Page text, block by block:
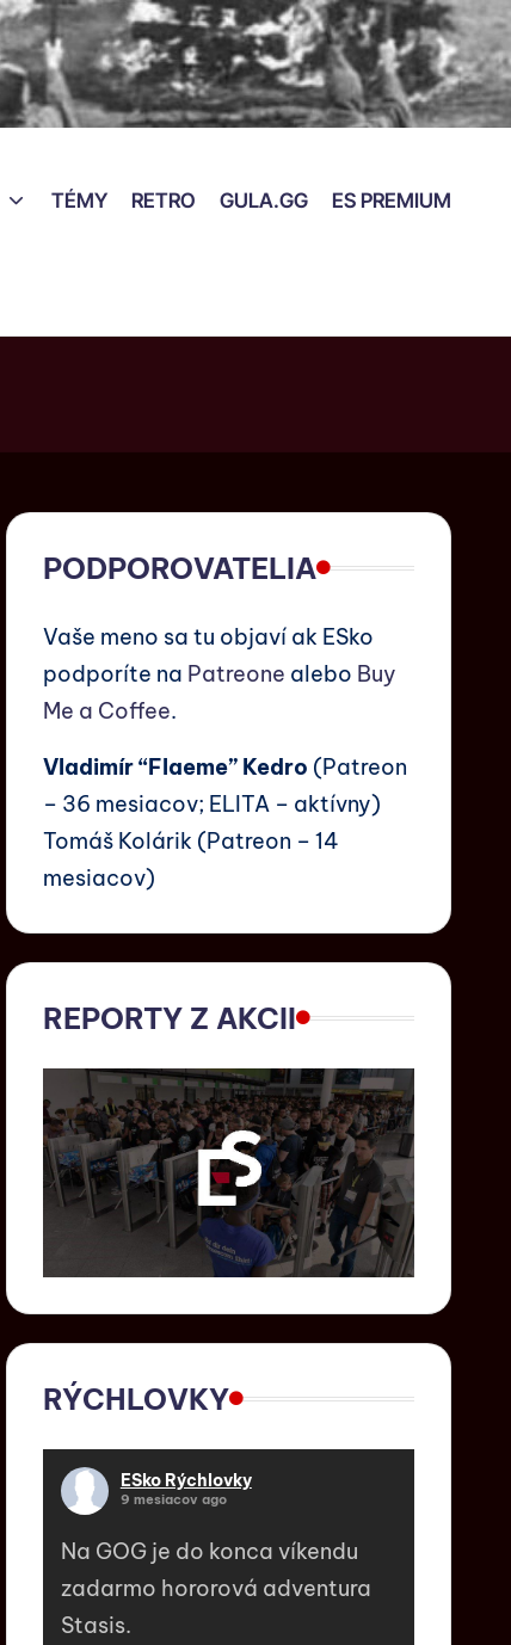
TÉMY RETRO GULA.GG ES PREMIUM
PODPOROVATELIA
Vaše meno sa tu objaví ak ESko
podporíte na Patreone alebo Buy
Me a Coffee.
Vladimír “Flaeme” Kedro (Patreon
– 36 mesiacov; ELITA – aktívny)
Tomáš Kolárik (Patreon – 14
mesiacov)
REPORTY Z AKCII
RÝCHLOVKY
ESko Rýchlovky
9 mesiacov ago
Na GOG je do konca víkendu
zadarmo hororová adventura
Stasis.